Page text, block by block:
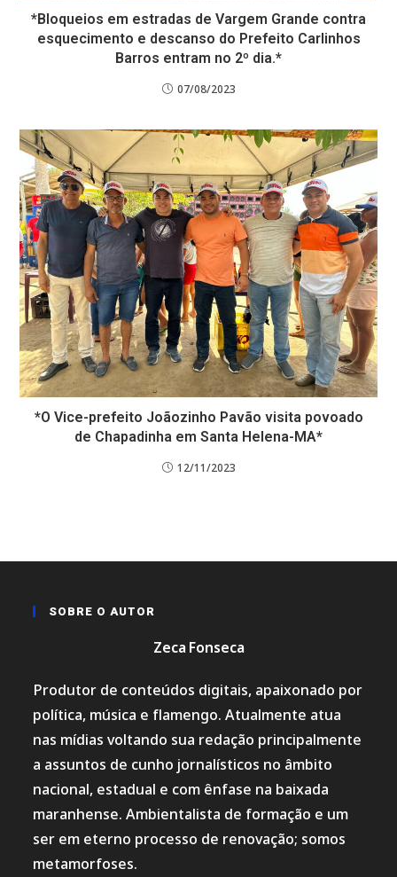
*Bloqueios em estradas de Vargem Grande contra
esquecimento e descanso do Prefeito Carlinhos
Barros entram no 2º dia.*
07/08/2023
*O Vice-prefeito Joãozinho Pavão visita povoado
de Chapadinha em Santa Helena-MA*
12/11/2023
SOBRE O AUTOR
Zeca Fonseca
Produtor de conteúdos digitais, apaixonado por
política, música e flamengo. Atualmente atua
nas mídias voltando sua redação principalmente
a assuntos de cunho jornalísticos no âmbito
nacional, estadual e com ênfase na baixada
maranhense. Ambientalista de formação e um
ser em eterno processo de renovação; somos
metamorfoses.